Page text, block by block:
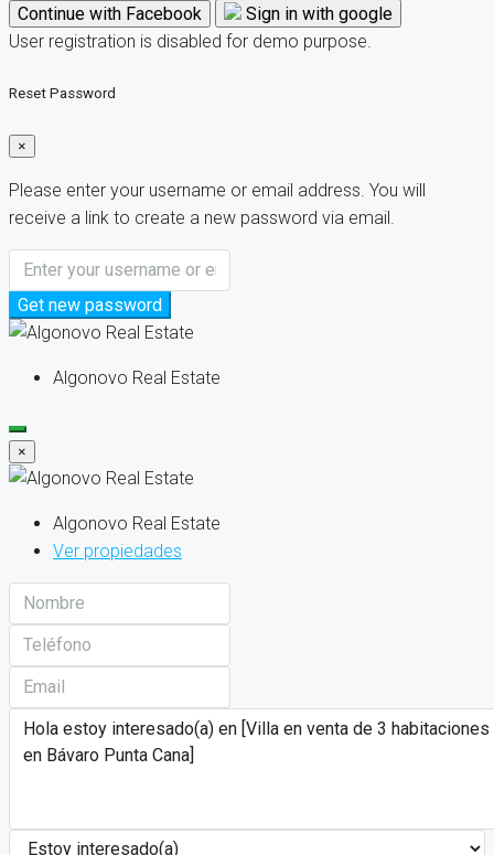
Continue with Facebook
Sign in with google
User registration is disabled for demo purpose.
Reset Password
×
Please enter your username or email address. You will
receive a link to create a new password via email.
Get new password
Algonovo Real Estate
×
Algonovo Real Estate
Ver propiedades